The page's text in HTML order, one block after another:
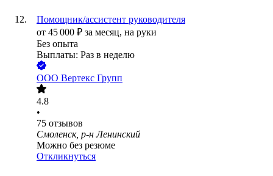
Помощник/ассистент руководителя
от 45 000 ₽ за месяц, на руки
Без опыта
Выплаты: Раз в неделю
ООО Вертекс Групп
4.8
•
75 отзывов
Смоленск, р-н Ленинский
Можно без резюме
Откликнуться